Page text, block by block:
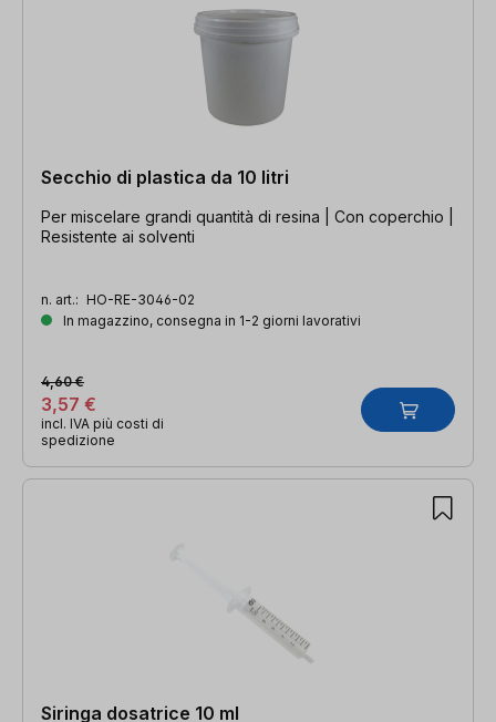
Secchio di plastica da 10 litri
Per miscelare grandi quantità di resina | Con coperchio |
Resistente ai solventi
n. art.: HO-RE-3046-02
In magazzino, consegna in 1-2 giorni lavorativi
3,57 €
4,60 €
incl. IVA più costi di
spedizione
Siringa dosatrice 10 ml